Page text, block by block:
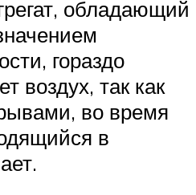
обладающий
гораздо
воздух, так как
во время
в